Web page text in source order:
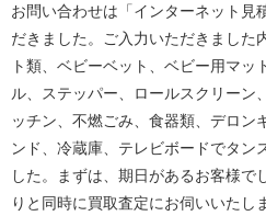
お問い合わせは「インターネット見
だきました。ご入力いただきました
ト類、ベビーベット、ベビー用マッ
ル、ステッパー、ロールスクリーン
ッチン、不燃ごみ、食器類、デロン
ンド、冷蔵庫、テレビボードでタン
した。まずは、期日があるお客様で
りと同時に買取査定にお伺いいたし